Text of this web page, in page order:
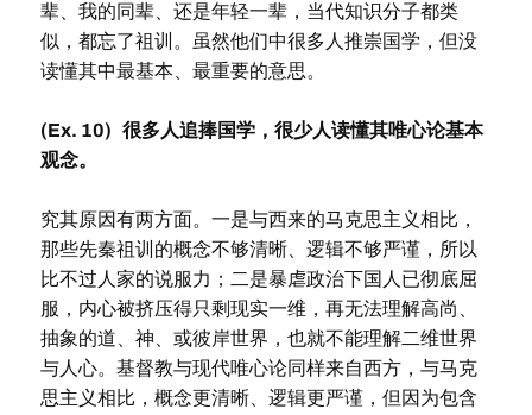
辈、我的同辈、还是年轻一辈，当代知识分子都类
似，都忘了祖训。虽然他们中很多人推崇国学，但没
读懂其中最基本、最重要的意思。
(Ex. 10) 很多人追捧国学，很少人读懂其唯心论基本
观念。
究其原因有两方面。一是与西来的马克思主义相比，
那些先秦祖训的概念不够清晰、逻辑不够严谨，所以
比不过人家的说服力；二是暴虐政治下国人已彻底屈
服，内心被挤压得只剩现实一维，再无法理解高尚、
抽象的道、神、或彼岸世界，也就不能理解二维世界
与人心。基督教与现代唯心论同样来自西方，与马克
思主义相比，概念更清晰、逻辑更严谨，但因为包含